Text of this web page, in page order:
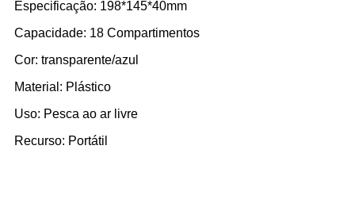
Especificação: 198*145*40mm
Capacidade: 18 Compartimentos
Cor: transparente/azul
Material: Plástico
Uso: Pesca ao ar livre
Recurso: Portátil